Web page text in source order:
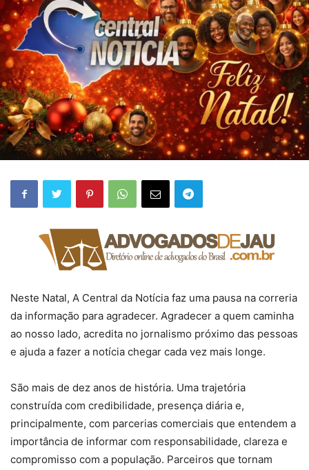
Neste Natal, A Central da Notícia faz uma pausa na correria
da informação para agradecer. Agradecer a quem caminha
ao nosso lado, acredita no jornalismo próximo das pessoas
e ajuda a fazer a notícia chegar cada vez mais longe.
São mais de dez anos de história. Uma trajetória
construída com credibilidade, presença diária e,
principalmente, com parcerias comerciais que entendem a
importância de informar com responsabilidade, clareza e
compromisso com a população. Parceiros que tornam